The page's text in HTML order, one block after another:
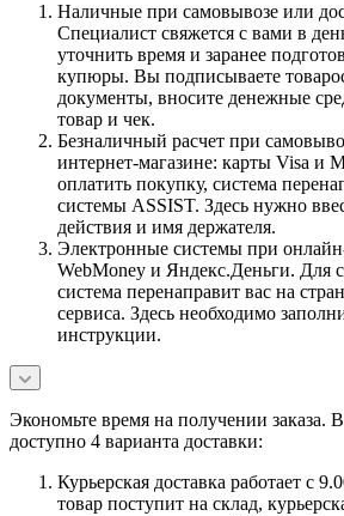
Наличные при самовывозе или
Специалист свяжется с вами в
уточнить время и заранее
купюры. Вы подписываете
документы, вносите денежные
товар и чек.
Безналичный расчет при
интернет-магазине: карты Visa и
оплатить покупку, система
системы ASSIST. Здесь нужно
действия и имя держателя.
Электронные системы при онлайн-
WebMoney и Яндекс.Деньги. Для
система перенаправит вас на
сервиса. Здесь необходимо
инструкции.
Экономьте время на получении заказа.
доступно 4 варианта доставки:
Курьерская доставка работает с
товар поступит на склад,